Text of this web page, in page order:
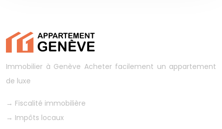
Immobilier à Genève Acheter facilement un appartement
de luxe
→ Fiscalité immobilière
→ Impôts locaux